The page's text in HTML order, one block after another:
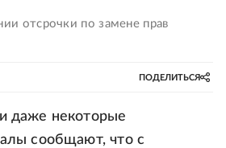
отсрочки по замене прав
ПОДЕЛИТЬСЯ
даже некоторые
сообщают, что с